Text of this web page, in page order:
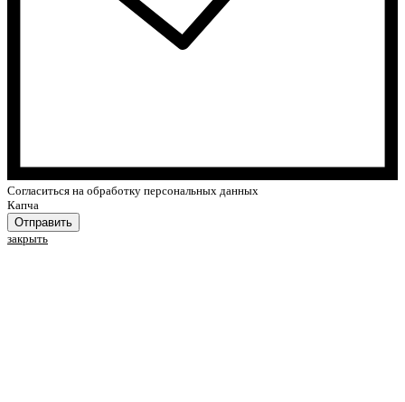
Cогласиться на обработку персональных данных
Капча
Отправить
закрыть